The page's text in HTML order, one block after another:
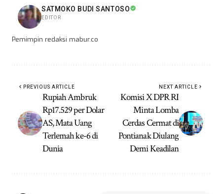
SATMOKO BUDI SANTOSO
EDITOR
Pemimpin redaksi mabur.co
PREVIOUS ARTICLE
Rupiah Ambruk
Rp17.529 per Dolar
AS, Mata Uang
Terlemah ke-6 di
Dunia
NEXT ARTICLE
Komisi X DPR RI
Minta Lomba
Cerdas Cermat di
Pontianak Diulang
Demi Keadilan